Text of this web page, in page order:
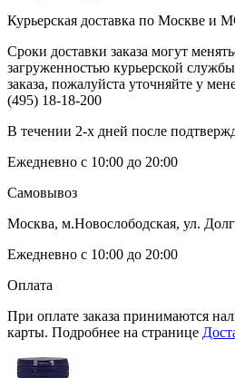
Курьерская доставка по Москве и
Сроки доставки заказа могут
загруженностью курьерской
заказа, пожалуйста уточняйте у
(495) 18-18-200
В течении 2-х дней после
Ежедневно с 10:00 до 20:00
Самовывоз
Москва, м.Новослободская, ул.
Ежедневно с 10:00 до 20:00
Оплата
При оплате заказа принимаются
карты. Подробнее на странице